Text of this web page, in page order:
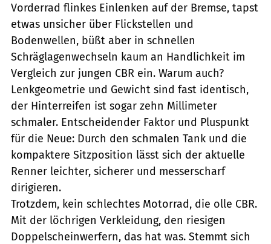
Vorderrad flinkes Einlenken auf der Bremse, tapst
etwas unsicher über Flickstellen und
Bodenwellen, büßt aber in schnellen
Schräglagenwechseln kaum an Handlichkeit im
Vergleich zur jungen CBR ein. Warum auch?
Lenkgeometrie und Gewicht sind fast identisch,
der Hinterreifen ist sogar zehn Millimeter
schmaler. Entscheidender Faktor und Pluspunkt
für die Neue: Durch den schmalen Tank und die
kompaktere Sitzposition lässt sich der aktuelle
Renner leichter, sicherer und messerscharf
dirigieren.
Trotzdem, kein schlechtes Motorrad, die olle CBR.
Mit der löchrigen Verkleidung, den riesigen
Doppelscheinwerfern, das hat was. Stemmt sich